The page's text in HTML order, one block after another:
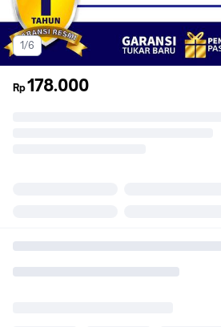
1/6
Rp178.000